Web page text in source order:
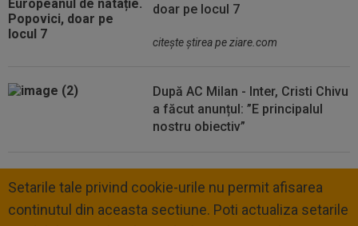
doar pe locul 7
citeşte ştirea pe ziare.com
După AC Milan - Inter, Cristi Chivu
a făcut anunțul: ”E principalul
nostru obiectiv”
Setarile tale privind cookie-urile nu permit afisarea
continutul din aceasta sectiune. Poti actualiza setarile